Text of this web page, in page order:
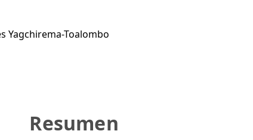
Yagchirema-Toalombo
Resumen